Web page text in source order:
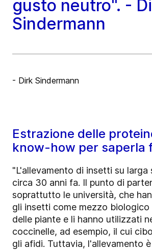
gusto neutro". -
Sindermann
- Dirk Sindermann
Estrazione delle
know-how per saperla
"L'allevamento di insetti su larga
circa 30 anni fa. Il punto di
soprattutto le università, che
gli insetti come mezzo
delle piante e li hanno utilizzati
coccinelle, ad esempio, il cui
gli afidi. Tuttavia, l'allevamento